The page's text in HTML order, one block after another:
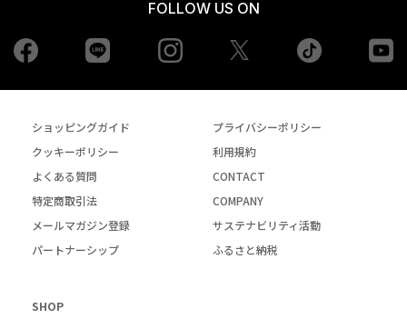
FOLLOW US ON
Facebook Instagram tiktok
ショッピングガイド
プライバシーポリシー
クッキーポリシー
利用規約
よくある質問
CONTACT
特定商取引法
COMPANY
メールマガジン登録
サステナビリティ活動
パートナーシップ
ふるさと納税
SHOP